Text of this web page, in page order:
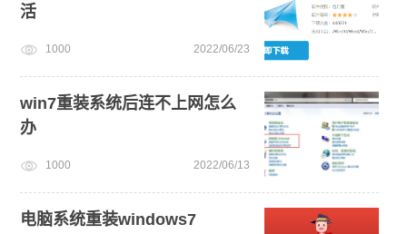
活
1000 2022/06/23
win7重装系统后连不上网怎么
办
1000 2022/06/13
电脑系统重装windows7